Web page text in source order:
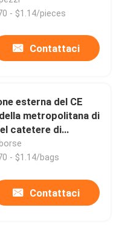
- $1.14/pieces
Contattaci
esterna del CE
metropolitana di
catetere di
- $1.14/bags
Contattaci